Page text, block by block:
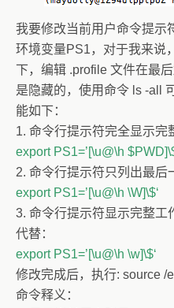
我要修改当前用户命令提示
环境变量PS1，对于我来说
下，编辑 .profile 文件在最
是隐藏的，使用命令 ls -all
能如下：
1. 命令行提示符完全显示完
export PS1=’[\u@\h
2. 命令行提示符只列出最后
export PS1=’[\u@\h \W]\$‘
3. 命令行提示符显示完整工
代替：
export PS1=’[\u@\h \w]\$‘
修改完成后，执行: source /
命令释义：